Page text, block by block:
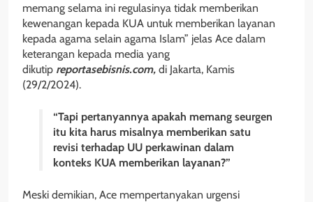
memang selama ini regulasinya tidak memberikan
kewenangan kepada KUA untuk memberikan layanan
kepada agama selain agama Islam” jelas Ace dalam
keterangan kepada media yang
dikutip reportasebisnis.com, di Jakarta, Kamis
(29/2/2024).
“Tapi pertanyannya apakah memang seurgen
itu kita harus misalnya memberikan satu
revisi terhadap UU perkawinan dalam
konteks KUA memberikan layanan?”
Meski demikian, Ace mempertanyakan urgensi